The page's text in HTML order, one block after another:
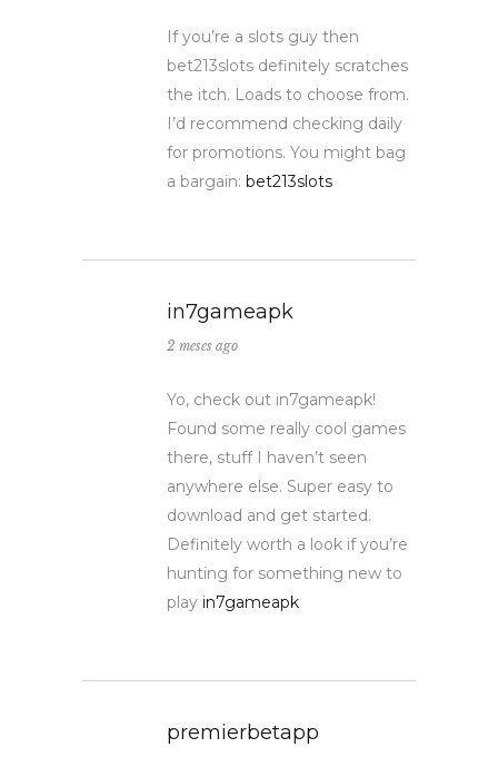
If you’re a slots guy then
bet213slots definitely scratches
the itch. Loads to choose from.
I’d recommend checking daily
for promotions. You might bag
a bargain: bet213slots
in7gameapk
2 meses ago
Yo, check out in7gameapk!
Found some really cool games
there, stuff I haven’t seen
anywhere else. Super easy to
download and get started.
Definitely worth a look if you’re
hunting for something new to
play in7gameapk
premierbetapp